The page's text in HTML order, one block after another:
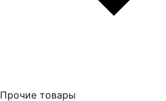
Прочие товары